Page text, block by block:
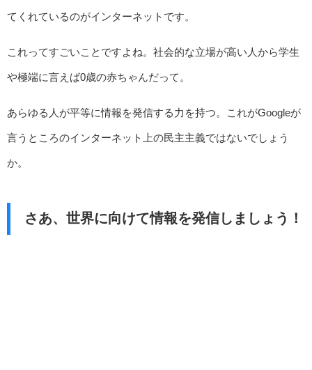
てくれているのがインターネットです。
これってすごいことですよね。社会的な立場が高い人から学生
や極端に言えば0歳の赤ちゃんだって。
あらゆる人が平等に情報を発信する力を持つ。これがGoogleが
言うところのインターネット上の民主主義ではないでしょう
か。
さあ、世界に向けて情報を発信しましょう！